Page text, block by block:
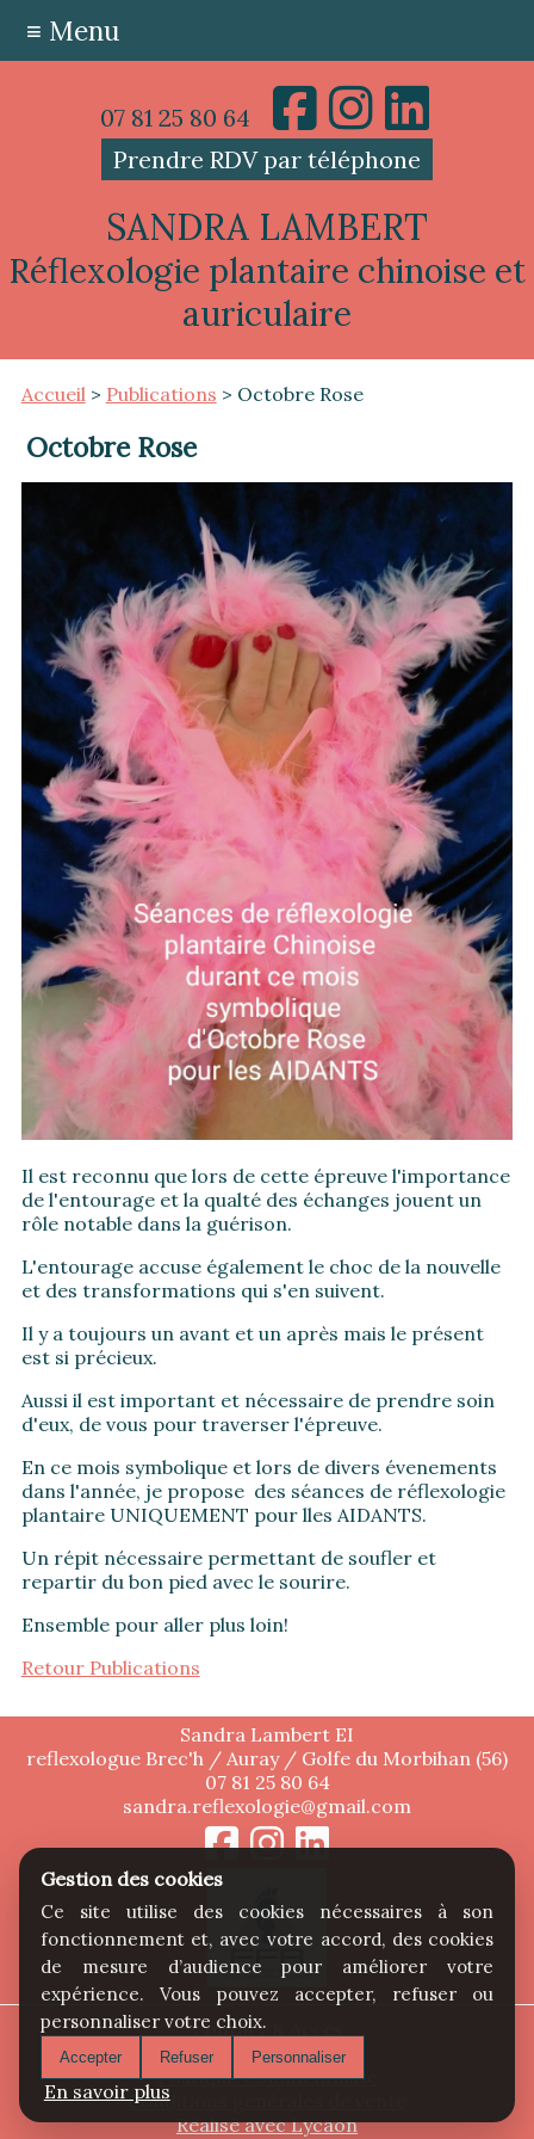
07 81 25 80 64
Prendre RDV par téléphone
SANDRA LAMBERT
Réflexologie plantaire chinoise et
auriculaire
≡ Menu
Accueil> Publications > Octobre Rose
Octobre Rose
Il est reconnu que lors de cette épreuve l'importance
de l'entourage et la qualté des échanges jouent un
rôle notable dans la guérison.
L'entourage accuse également le choc de la nouvelle
et des transformations qui s'en suivent.
Il y a toujours un avant et un après mais le présent
est si précieux.
Aussi il est important et nécessaire de prendre soin
d'eux, de vous pour traverser l'épreuve.
En ce mois symbolique et lors de divers évenements
dans l'année, je propose des séances de réflexologie
plantaire UNIQUEMENT pour lles AIDANTS.
Un répit nécessaire permettant de soufler et
repartir du bon pied avec le sourire.
Ensemble pour aller plus loin!
Retour Publications
Sandra Lambert EI
reflexologue Brec'h / Auray / Golfe du Morbihan (56)
07 81 25 80 64
sandra.reflexologie@gmail.com
Contact & Accès
Mentions légales
Politique Confidentialité
Conditions générales de vente
Réalisé avec Lycaon
Gestion des cookies
Ce site utilise des cookies nécessaires à son
fonctionnement et, avec votre accord, des cookies
de mesure d’audience pour améliorer votre
expérience. Vous pouvez accepter, refuser ou
personnaliser votre choix.
Accepter Refuser Personnaliser
En savoir plus